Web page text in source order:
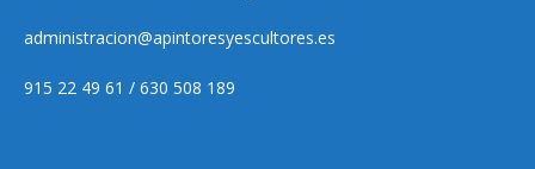
administracion@apintoresyescultores.es
915 22 49 61 / 630 508 189